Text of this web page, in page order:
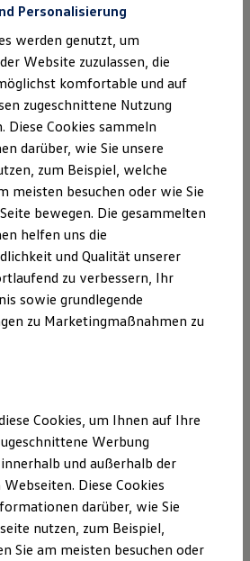
Gebrauchtwagen
& Garantien
für Nutzfahrzeuge
Special
Pflege & Inspektion
anfragen
Vorteile bei Volkswagen Nutzfahrzeuge
Service
Reifen Service
& Apps
App
für Ihren ID. Buzz
für Ihren Transporter/Caravelle
für Ihren Amarok
für andere Modelle
Pro
Data
Pathfinder
Software Updates
Besitzer
Zeven GmbH & Co. KG
93990
9399500
296750951
Tostedt HRA 202796
5NDSL-89
(VSBG)
an einem
vor einer
weder bereit noch dazu
Personalisierung
werden genutzt, um
Website zuzulassen, die
komfortable und auf
zugeschnittene Nutzung
Diese Cookies sammeln
darüber, wie Sie unsere
zum Beispiel, welche
meisten besuchen oder wie Sie
bewegen. Die gesammelten
helfen uns die
und Qualität unserer
zu verbessern, Ihr
sowie grundlegende
zu Marketingmaßnahmen zu
Cookies, um Ihnen auf Ihre
Werbung
und außerhalb der
Diese Cookies
darüber, wie Sie
nutzen, zum Beispiel,
Sie am meisten besuchen oder